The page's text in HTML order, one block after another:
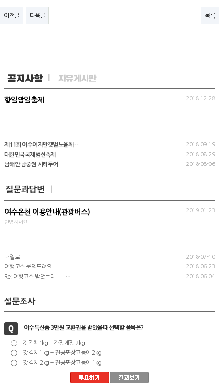
이전글 다음글 목록
향일암일출제 2018-12-28
제11회 여수여자만갯벌노을체… 2018-09-19
대한민국국제범선축제 2018-08-29
남해안 남중권 시티투어 2018-08-06
여수온천 이용안내(관광버스)
안녕하세요
2019-01-23
내일로 2018-07-10
여행코스 문의드려요 2018-06-23
Re: 여행코스 받았는데ㅡㅡ… 2018-06-04
여수특산품 3만원 교환권을 받았을때 선택할 품목은?
갓김치1kg + 간장게장 2kg
갓김치1 kg + 진공포장고등어 2kg
갓김치 2kg + 진공포장고등어 1kg